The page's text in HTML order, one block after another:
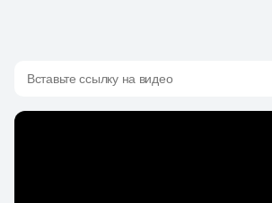
Вставьте ссылку на видео